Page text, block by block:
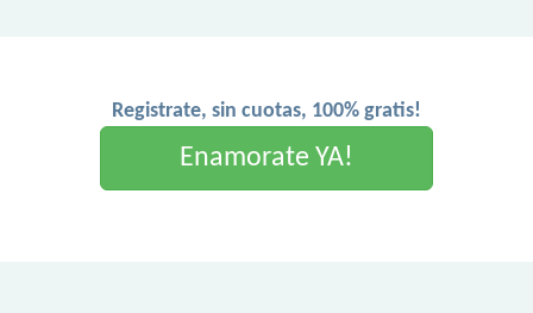
Registrate, sin cuotas, 100% gratis!
Enamorate YA!